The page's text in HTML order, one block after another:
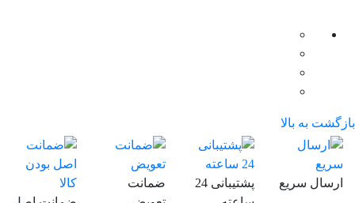
بازگشت به بالا
ارسال سریع
پشتیبانی 24
ضمانت